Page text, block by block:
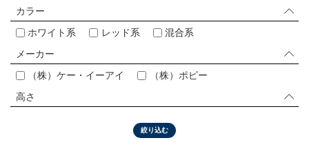
JDCA(ディスプレイスクール)
店舗情報・営業日
会社情報
採用情報
カラー
ホワイト系 レッド系 混合系
メーカー
（株）ケー・イーアイ （株）ポピー
高さ
絞り込む